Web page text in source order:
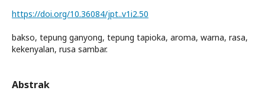
https://doi.org/10.36084/jpt..v1i2.50
bakso, tepung ganyong, tepung tapioka, aroma, warna, rasa,
kekenyalan, rusa sambar.
Abstrak